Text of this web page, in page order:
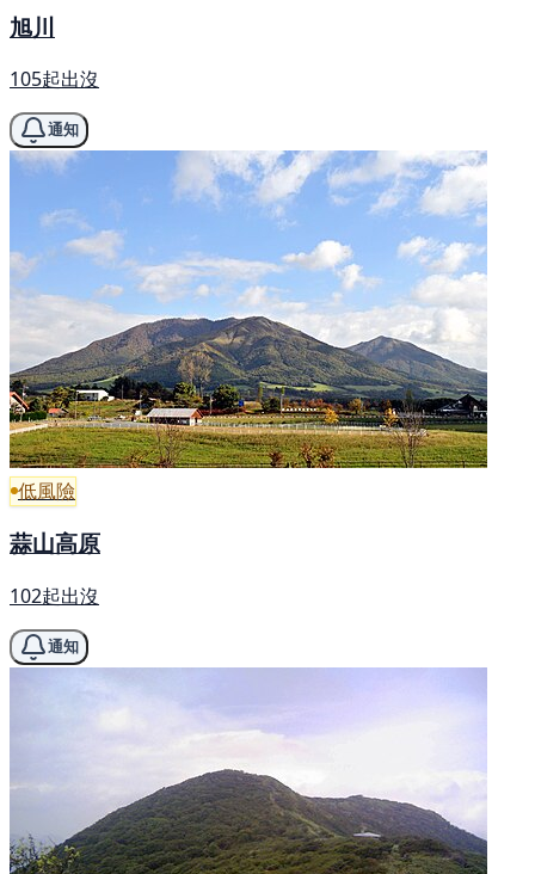
旭川
105起出沒
通知
低風險
蒜山高原
102起出沒
通知